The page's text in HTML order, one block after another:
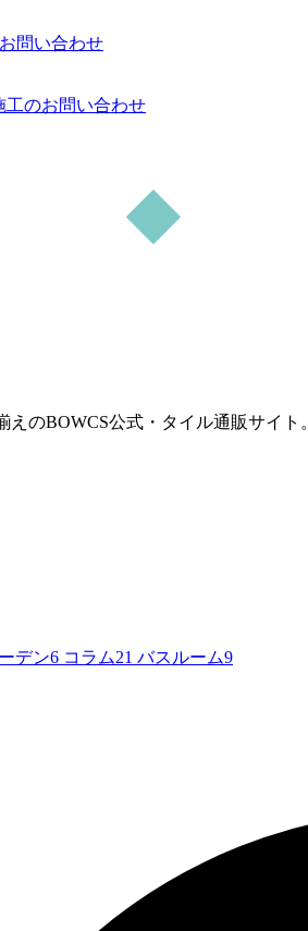
問い合わせ
工のお問い合わせ
えのBOWCS公式・タイル通販サイ
デン6 コラム21 バスルーム9